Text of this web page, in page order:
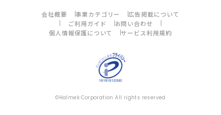
会社概要 事業カテゴリー
広告掲載について
ご利用ガイド
お問い合わせ
個人情報保護について
サービス利用規約
©Halmek Corporation All rights reserved